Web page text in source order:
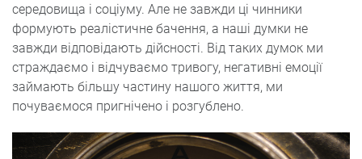
середовища і соціуму. Але не завжди ці чинники
формують реалістичне бачення, а наші думки не
завжди відповідають дійсності. Від таких думок ми
страждаємо і відчуваємо тривогу, негативні емоції
займають більшу частину нашого життя, ми
почуваємося пригнічено і розгублено.